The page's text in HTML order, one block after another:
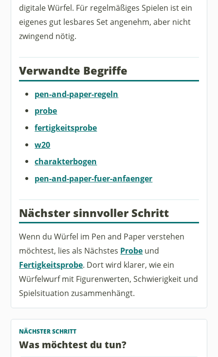
digitale Würfel. Für regelmäßiges Spielen ist ein
eigenes gut lesbares Set angenehm, aber nicht
zwingend nötig.
Verwandte Begriffe
pen-and-paper-regeln
probe
fertigkeitsprobe
w20
charakterbogen
pen-and-paper-fuer-anfaenger
Nächster sinnvoller Schritt
Wenn du Würfel im Pen and Paper verstehen
möchtest, lies als Nächstes Probe und
Fertigkeitsprobe. Dort wird klarer, wie ein
Würfelwurf mit Figurenwerten, Schwierigkeit und
Spielsituation zusammenhängt.
NÄCHSTER SCHRITT
Was möchtest du tun?